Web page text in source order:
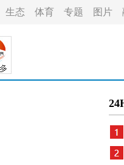
生态 体育 专题 图片